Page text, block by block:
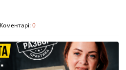
Коментарі:0